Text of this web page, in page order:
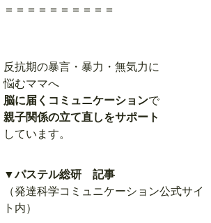
＝＝＝＝＝＝＝＝＝＝
反抗期の暴言・暴力・無気力に
悩むママへ
脳に届くコミュニケーションで
親子関係の立て直しをサポート
しています。
▼パステル総研 記事
（発達科学コミュニケーション公式サイ
ト内）